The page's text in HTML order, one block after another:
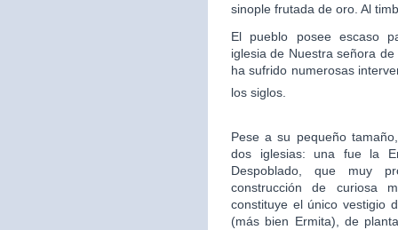
sinople frutada de oro. Al
El pueblo posee escaso
iglesia de Nuestra señora
ha sufrido numerosas
los siglos.
Pese a su pequeño
dos iglesias: una fue la
Despoblado, que muy
construcción de curiosa
constituye el único vestigio
(más bien Ermita), de